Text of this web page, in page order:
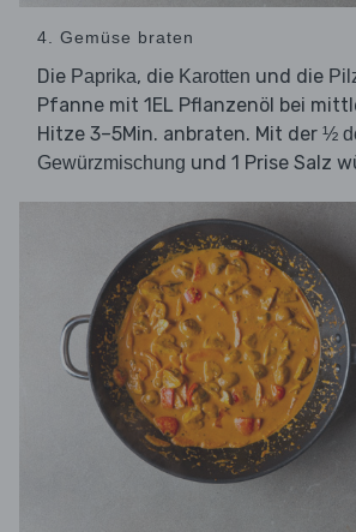
4. Gemüse braten
Die Paprika, die Karotten und die
Pfanne mit 1EL Pflanzenöl bei
Hitze 3–5Min. anbraten. Mit der ½
Gewürzmischung und 1 Prise Salz